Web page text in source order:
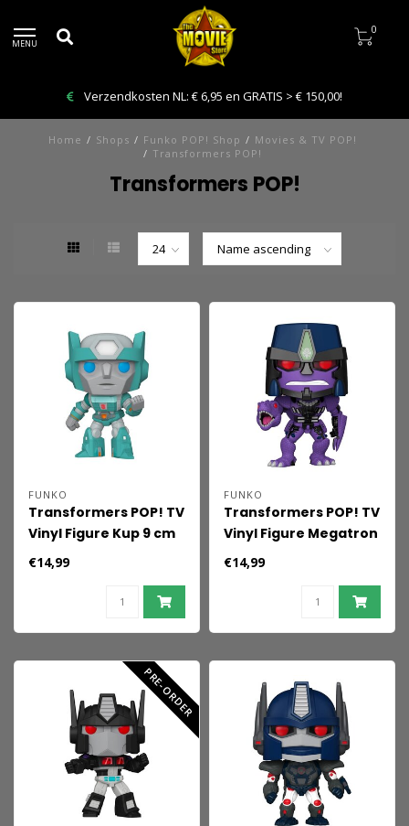
MENU
0
Verzendkosten NL: € 6,95 en GRATIS > € 150,00!
Home / Shops / Funko POP! Shop / Movies & TV POP!
/ Transformers POP!
Transformers POP!
FUNKO
Transformers POP! TV
Vinyl Figure Kup 9 cm
€14,99
FUNKO
Transformers POP! TV
Vinyl Figure Megatron
9 cm
€14,99
PRE-ORDER